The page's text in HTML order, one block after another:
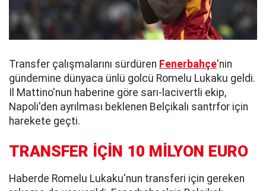
Transfer çalışmalarını sürdüren Fenerbahçe'nin
gündemine dünyaca ünlü golcü Romelu Lukaku geldi.
Il Mattino'nun haberine göre sarı-lacivertli ekip,
Napoli'den ayrılması beklenen Belçikalı santrfor için
harekete geçti.
TRANSFER İÇİN 10 MİLYON EURO
Haberde Romelu Lukaku'nun transferi için gereken